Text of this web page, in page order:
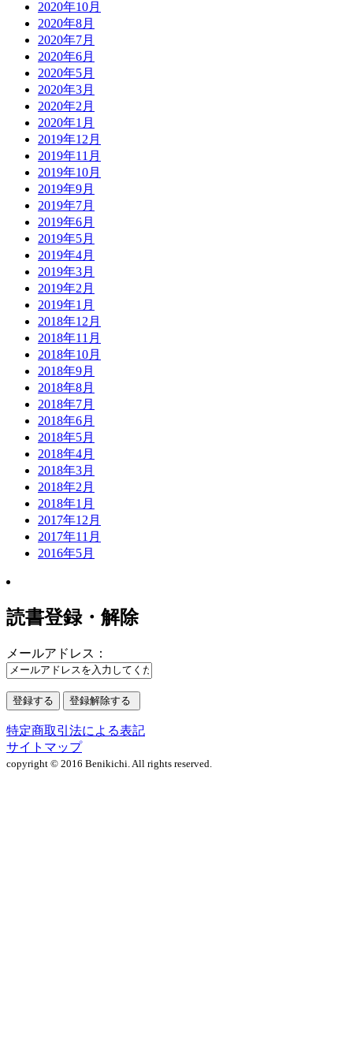
2020年10月
2020年8月
2020年7月
2020年6月
2020年5月
2020年3月
2020年2月
2020年1月
2019年12月
2019年11月
2019年10月
2019年9月
2019年7月
2019年6月
2019年5月
2019年4月
2019年3月
2019年2月
2019年1月
2018年12月
2018年11月
2018年10月
2018年9月
2018年8月
2018年7月
2018年6月
2018年5月
2018年4月
2018年3月
2018年2月
2018年1月
2017年12月
2017年11月
2016年5月
読書登録・解除
メールアドレス：
特定商取引法による表記
サイトマップ
copyright © 2016 Benikichi. All rights reserved.